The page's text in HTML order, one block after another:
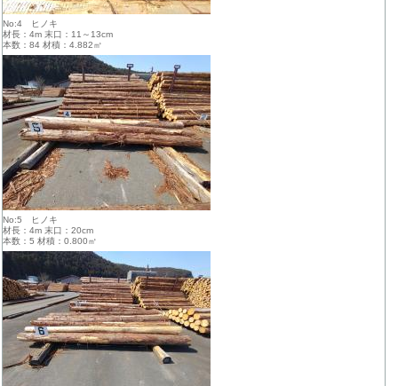
No:4 ヒノキ
材長：4m 末口：11～13cm
本数：84 材積：4.882㎥
No:5 ヒノキ
材長：4m 末口：20cm
本数：5 材積：0.800㎥